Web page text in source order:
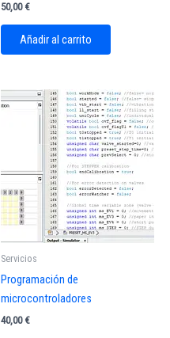
50,00 €
Añadir al carrito
Servicios
Programación de
microcontroladores
40,00 €